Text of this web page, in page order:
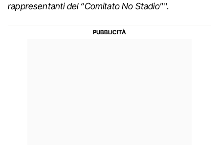
rappresentanti del “Comitato No Stadio”".